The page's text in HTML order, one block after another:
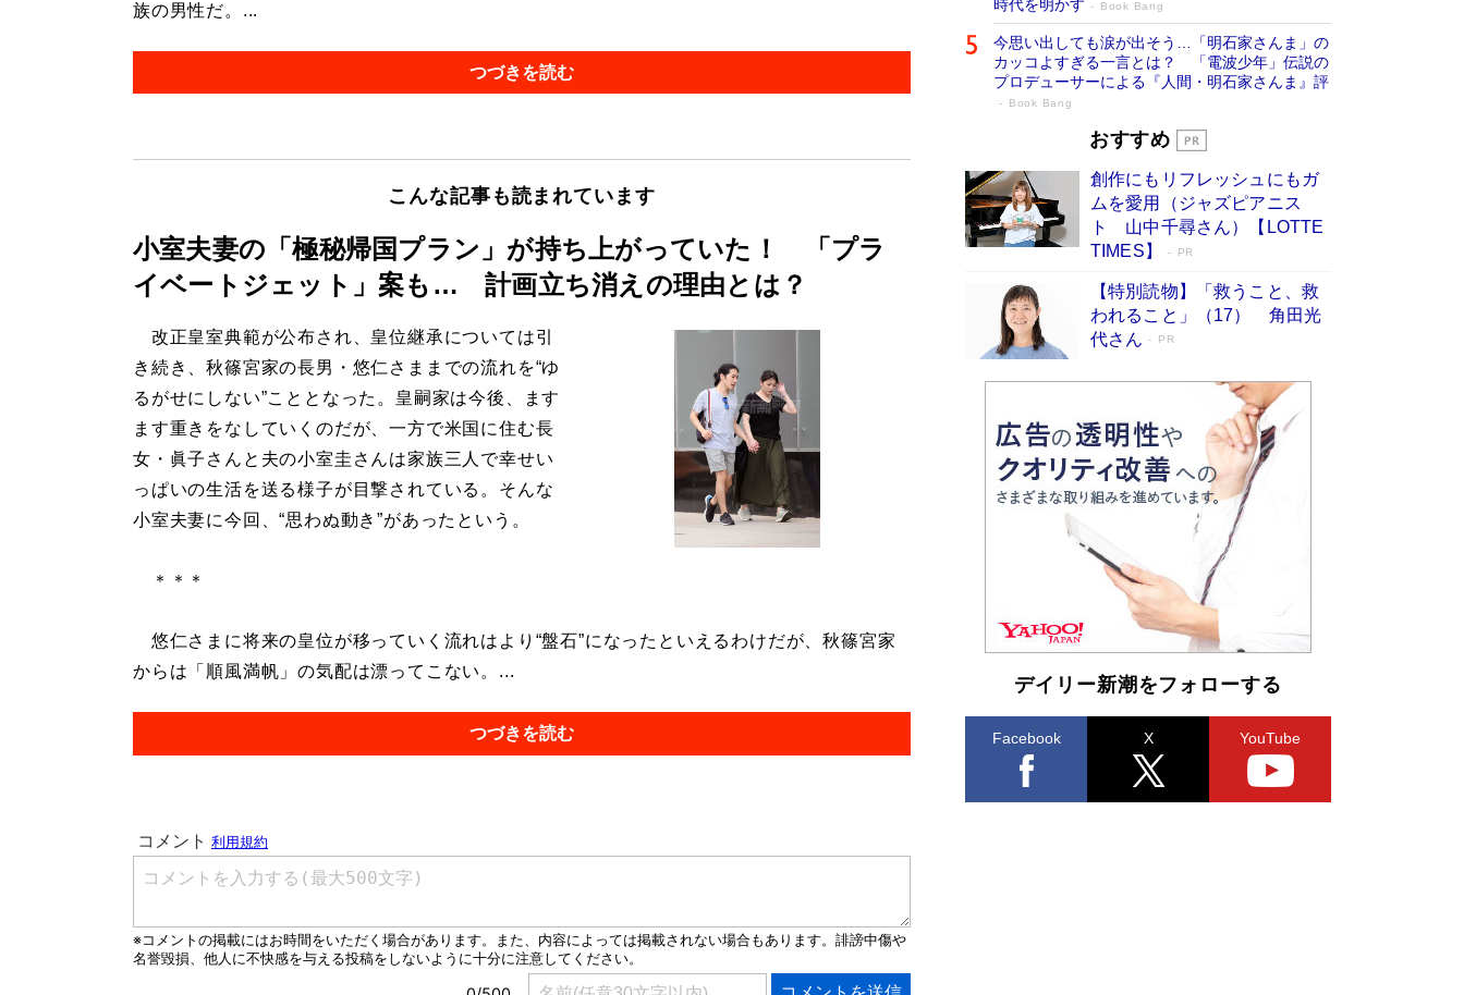
族の男性だ。...
つづきを読む
こんな記事も読まれています
小室夫妻の「極秘帰国プラン」が持ち上がっていた！ 「プラ
イベートジェット」案も… 計画立ち消えの理由とは？
改正皇室典範が公布され、皇位継承については引
き続き、秋篠宮家の長男・悠仁さままでの流れを“ゆ
るがせにしない”こととなった。皇嗣家は今後、ます
ます重きをなしていくのだが、一方で米国に住む長
女・眞子さんと夫の小室圭さんは家族三人で幸せい
っぱいの生活を送る様子が目撃されている。そんな
小室夫妻に今回、“思わぬ動き”があったという。
＊＊＊
悠仁さまに将来の皇位が移っていく流れはより“盤石”になったといえるわけだが、秋篠宮家
からは「順風満帆」の気配は漂ってこない。...
つづきを読む
時代を明かす
Book Bang
今思い出しても涙が出そう…「明石家さんま」の
カッコよすぎる一言とは？ 「電波少年」伝説の
プロデューサーによる『人間・明石家さんま』評
Book Bang
「宇宙兄弟」最終46巻がベストセラー1
物語に幕 特装版には「宇宙で描かれたマ
ンガ」も収録
Book Bang
美輪明宏 晩年の回答を集めた『ほほえんで生き
るための人生相談』がランクイン［エンターテイ
メントベストセラー］
Book Bang
「『火垂るの墓』は、大嘘である」原作者が抱き
続けた“自責の念”とは…「自己憐憫は描きたくな
い」監督が徹底的にこだわったこと（後編） #
戦争の記憶
Book Bang
皇室はなぜ世界から尊敬されているのか？ 「天
皇陛下はお元気でおられるか」がサウジ国王の第
一声になる理由
Book Bang
東野圭吾、伊坂幸太郎の人気シリーズ最新作どち
らも文庫化 映画化された直木賞受賞作もランク
イン［文庫ベストセラー］
Book Bang
おすすめ
創作にもリフレッシュにもガ
ムを愛用（ジャズピアニス
ト 山中千尋さん）【LOTTE
TIMES】
PR
【特別読物】「救うこと、救
われること」（17） 角田光
代さん
PR
デイリー新潮をフォローする
Facebook X YouTube